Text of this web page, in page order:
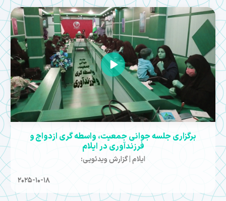
برگزاری جلسه جوانی جمعیت، واسطه گری ازدواج و
فرزندآوری در ایلام
ایلام | گزارش ویدئویی:
2025-10-18